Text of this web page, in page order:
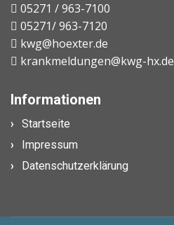
05271 / 963-7100
05271/ 963-7120
kwg@hoexter.de
krankmeldungen@kwg-hx.de
Informationen
Startseite
Impressum
Datenschutzerklärung